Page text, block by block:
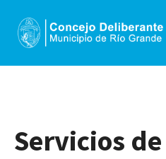
contenido
Servicios